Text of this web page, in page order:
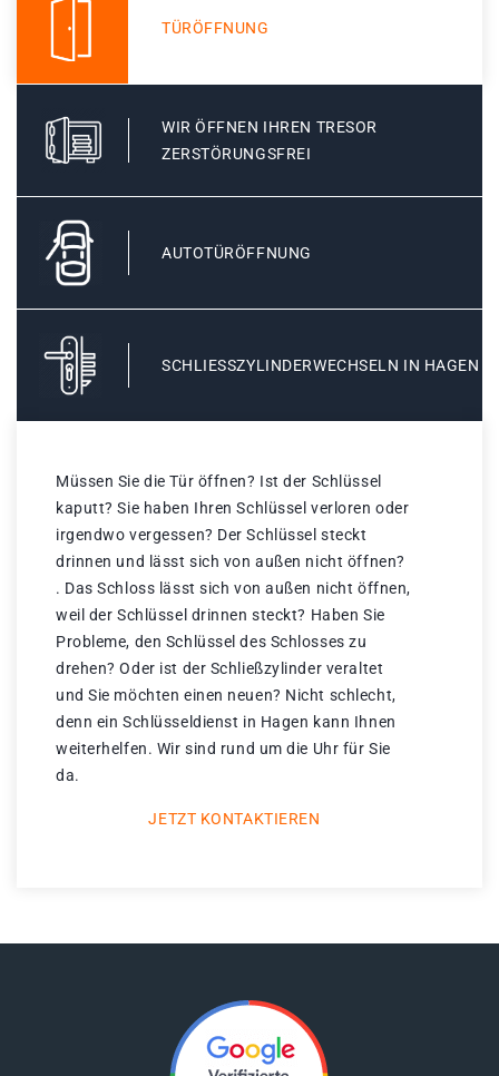
TÜRÖFFNUNG
WIR ÖFFNEN IHREN TRESOR
ZERSTÖRUNGSFREI
AUTOTÜRÖFFNUNG
SCHLIESSZYLINDERWECHSELN IN HAGEN
Müssen Sie die Tür öffnen? Ist der Schlüssel
kaputt? Sie haben Ihren Schlüssel verloren oder
irgendwo vergessen? Der Schlüssel steckt
drinnen und lässt sich von außen nicht öffnen?
. Das Schloss lässt sich von außen nicht öffnen,
weil der Schlüssel drinnen steckt? Haben Sie
Probleme, den Schlüssel des Schlosses zu
drehen? Oder ist der Schließzylinder veraltet
und Sie möchten einen neuen? Nicht schlecht,
denn ein Schlüsseldienst in Hagen kann Ihnen
weiterhelfen. Wir sind rund um die Uhr für Sie
da.
JETZT KONTAKTIEREN